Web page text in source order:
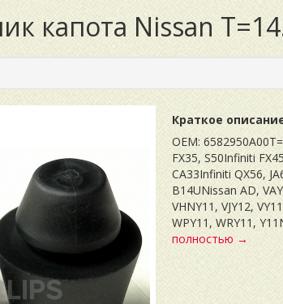
капота Nissan
Краткое
OEM:
FX35, S50Infiniti
CA33Infiniti QX56,
B14UNissan AD,
VHNY11, VJY12,
WPY11, WRY11,
полностью →